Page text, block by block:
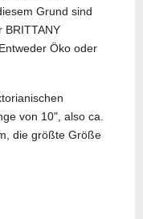
Grund sind
BRITTANY
Öko oder
von 10", also ca.
die größte Größe